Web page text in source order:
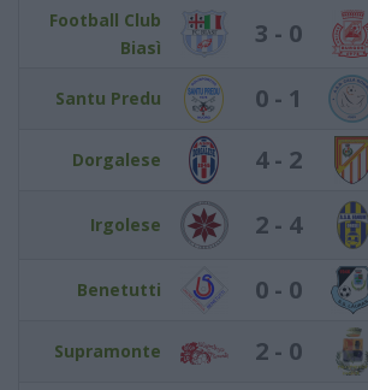
Football Club
Biasì
3 - 0
Santu Predu 0 - 1
Dorgalese 4 - 2
Irgolese 2 - 4
Benetutti 0 - 0
Supramonte 2 - 0